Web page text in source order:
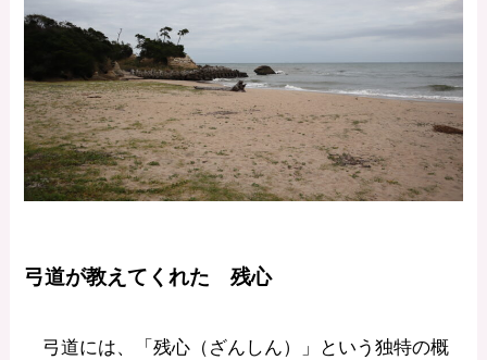
弓道が教えてくれた 残心
弓道には、「残心（ざんしん）」という独特の概